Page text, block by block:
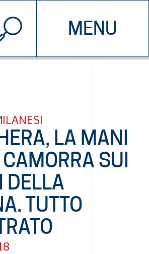
MENU
CHI SIAMO
© 2026 EDDYBURG
LA MANI
SUI
DELLA
TUTTO